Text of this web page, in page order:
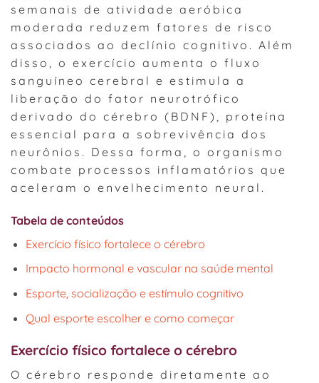
semanais de atividade aeróbica
moderada reduzem fatores de risco
associados ao declínio cognitivo. Além
disso, o exercício aumenta o fluxo
sanguíneo cerebral e estimula a
liberação do fator neurotrófico
derivado do cérebro (BDNF), proteína
essencial para a sobrevivência dos
neurônios. Dessa forma, o organismo
combate processos inflamatórios que
aceleram o envelhecimento neural.
Tabela de conteúdos
Exercício físico fortalece o cérebro
Impacto hormonal e vascular na saúde mental
Esporte, socialização e estímulo cognitivo
Qual esporte escolher e como começar
Exercício físico fortalece o cérebro
O cérebro responde diretamente ao